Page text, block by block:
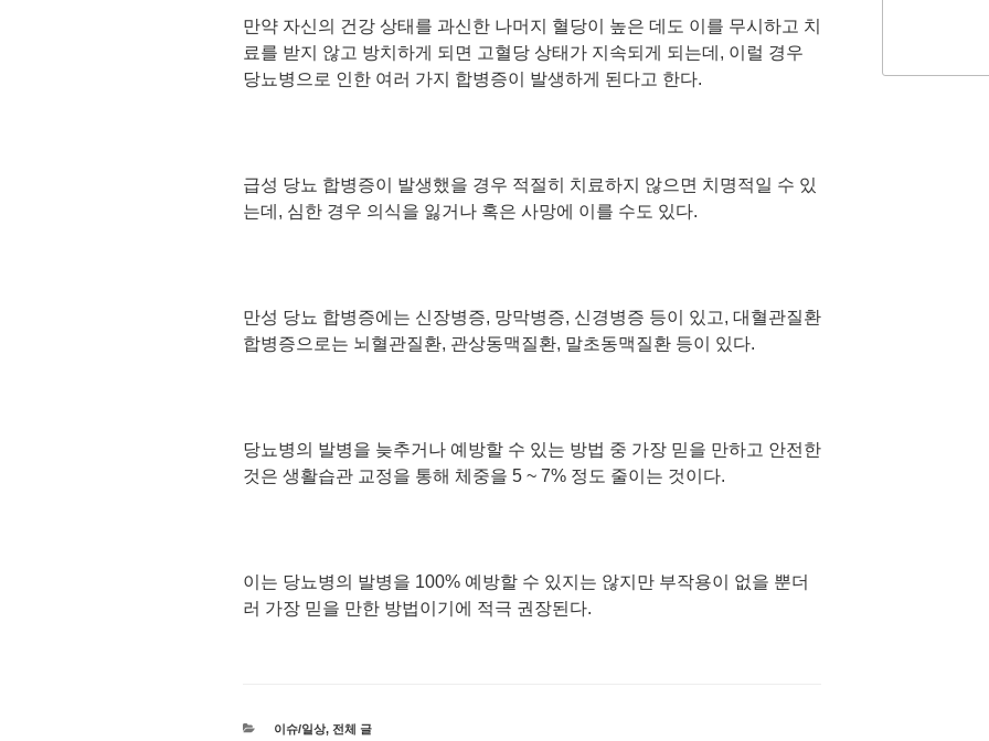
만약 자신의 건강 상태를 과신한 나머지 혈당이 높은 데도 이를 무시하고 치
료를 받지 않고 방치하게 되면 고혈당 상태가 지속되게 되는데, 이럴 경우
당뇨병으로 인한 여러 가지 합병증이 발생하게 된다고 한다.
급성 당뇨 합병증이 발생했을 경우 적절히 치료하지 않으면 치명적일 수 있
는데, 심한 경우 의식을 잃거나 혹은 사망에 이를 수도 있다.
만성 당뇨 합병증에는 신장병증, 망막병증, 신경병증 등이 있고, 대혈관질환
합병증으로는 뇌혈관질환, 관상동맥질환, 말초동맥질환 등이 있다.
당뇨병의 발병을 늦추거나 예방할 수 있는 방법 중 가장 믿을 만하고 안전한
것은 생활습관 교정을 통해 체중을 5 ~ 7% 정도 줄이는 것이다.
이는 당뇨병의 발병을 100% 예방할 수 있지는 않지만 부작용이 없을 뿐더
러 가장 믿을 만한 방법이기에 적극 권장된다.
카
이슈/일상, 전체 글